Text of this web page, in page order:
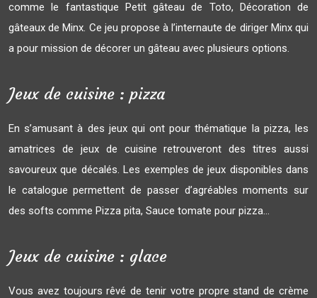
comme le fantastique Petit gâteau de Toto, Décoration de
gâteaux de Minx. Ce jeu propose à l’internaute de diriger Minx qui
a pour mission de décorer un gâteau avec plusieurs options.
Jeux de cuisine : pizza
En s’amusant à des jeux qui ont pour thématique la pizza, les
amatrices de jeux de cuisine retrouveront des titres aussi
savoureux que décalés. Les exemples de jeux disponibles dans
le catalogue permettent de passer d’agréables moments sur
des softs comme Pizza pita, Sauce tomate pour pizza…
Jeux de cuisine : glace
Vous avez toujours rêvé de tenir votre propre stand de crème